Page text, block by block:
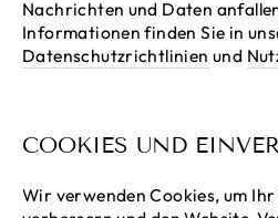
Nachrichten und Daten
Informationen finden Sie in
Datenschutzrichtlinien und
COOKIES UND
Wir verwenden Cookies, um